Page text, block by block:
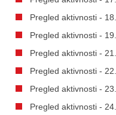
Pregled aktivnosti -
Pregled aktivnosti -
Pregled aktivnosti -
Pregled aktivnosti -
Pregled aktivnosti -
Pregled aktivnosti -